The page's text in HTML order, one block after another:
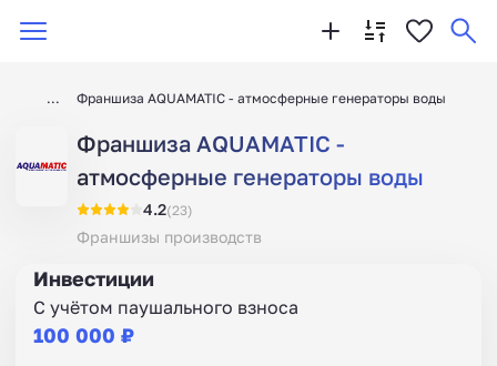
Франшиза AQUAMATIC - атмосферные генераторы воды
Франшиза AQUAMATIC -
атмосферные генераторы воды
4.2(23)
Франшизы производств
Инвестиции
С учётом паушального взноса
100 000 ₽